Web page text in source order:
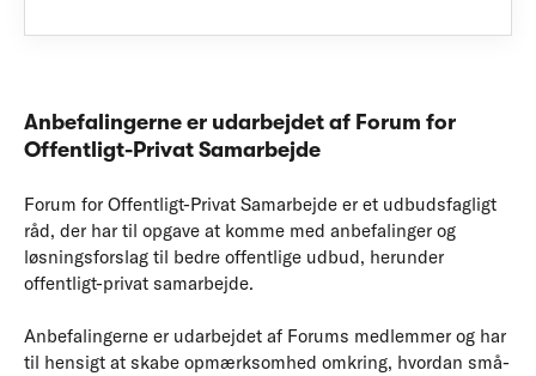
Anbefalingerne er udarbejdet af Forum for
Offentligt-Privat Samarbejde
Forum for Offentligt-Privat Samarbejde er et udbudsfagligt
råd, der har til opgave at komme med anbefalinger og
løsningsforslag til bedre offentlige udbud, herunder
offentligt-privat samarbejde.
Anbefalingerne er udarbejdet af Forums medlemmer og har
til hensigt at skabe opmærksomhed omkring, hvordan små-